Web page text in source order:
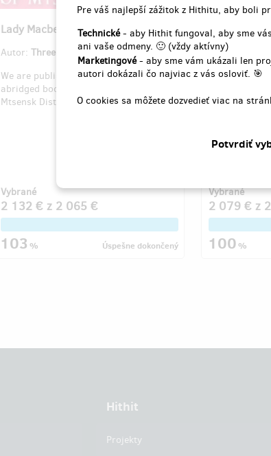
Pre váš najlepší zážitok z Hithitu, aby boli
Technické- aby Hithit fungoval, aby sme
ani vaše odmeny. 🙂 (vždy aktívny)
Marketingové- aby sme vám ukázali len
autori dokázali čo najviac z vás osloviť. 🎯
O cookies sa môžete dozvedieť viac na
Lady Macbeth of Mtsensk District
Autor: Three Thrushes
We are publishing an English-language
abridged book: Lady Macbeth of
Mtsensk District.
Vybrané
2 132 € z 2 065 €
103% Úspešne dokončený
The Picture
Autor:
We are
Wilde. It is
original
dictionary.
printing this
Vybrané
2 079 € z
100%
Hithit
Projekty